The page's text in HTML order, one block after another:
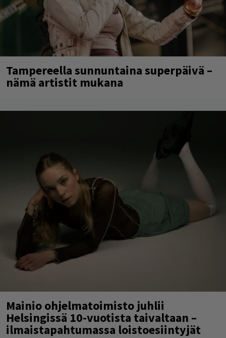
Tampereella sunnuntaina superpäivä –
nämä artistit mukana
Mainio ohjelmatoimisto juhlii
Helsingissä 10-vuotista taivaltaan –
ilmaistapahtumassa loistoesiintyjät